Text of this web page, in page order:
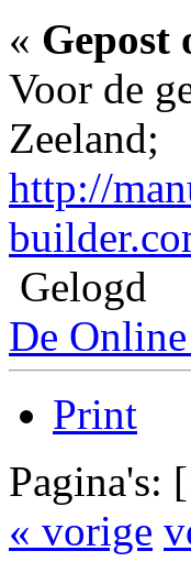
« Gepost
Voor de
Zeeland;
http://
Gelogd
De
Print
Pagina's: [
« vorige